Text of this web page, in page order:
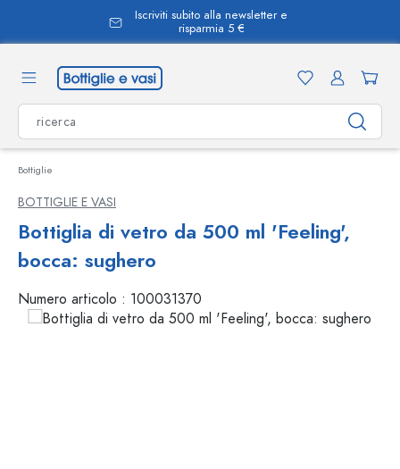
Iscriviti subito alla newsletter e
risparmia 5 €
Bottiglie
BOTTIGLIE E VASI
Bottiglia di vetro da 500 ml 'Feeling',
bocca: sughero
Numero articolo : 100031370